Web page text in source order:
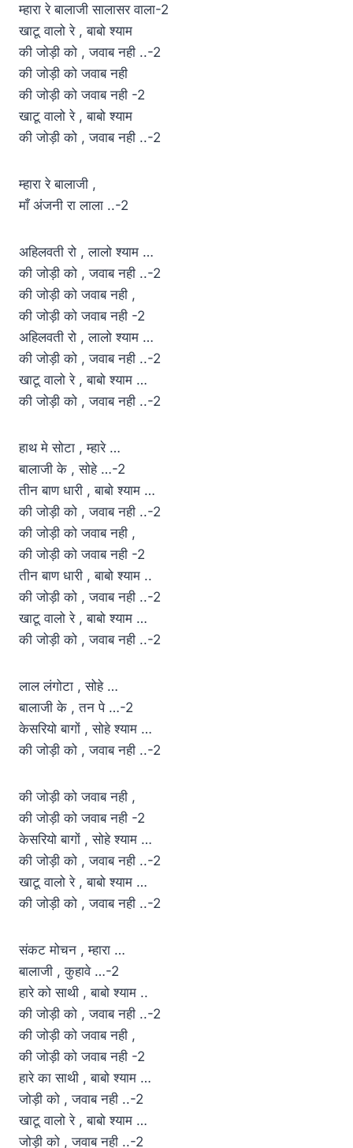
म्हारा रे बालाजी सालासर वाला-2
खाटू वालो रे , बाबो श्याम
की जोड़ी को , जवाब नही ..-2
की जोड़ी को जवाब नही
की जोड़ी को जवाब नही -2
खाटू वालो रे , बाबो श्याम
की जोड़ी को , जवाब नही ..-2
म्हारा रे बालाजी ,
माँ अंजनी रा लाला ..-2
अहिलवती रो , लालो श्याम …
की जोड़ी को , जवाब नही ..-2
की जोड़ी को जवाब नही ,
की जोड़ी को जवाब नही -2
अहिलवती रो , लालो श्याम …
की जोड़ी को , जवाब नही ..-2
खाटू वालो रे , बाबो श्याम …
की जोड़ी को , जवाब नही ..-2
हाथ मे सोटा , म्हारे …
बालाजी के , सोहे …-2
तीन बाण धारी , बाबो श्याम …
की जोड़ी को , जवाब नही ..-2
की जोड़ी को जवाब नही ,
की जोड़ी को जवाब नही -2
तीन बाण धारी , बाबो श्याम ..
की जोड़ी को , जवाब नही ..-2
खाटू वालो रे , बाबो श्याम …
की जोड़ी को , जवाब नही ..-2
लाल लंगोटा , सोहे …
बालाजी के , तन पे …-2
केसरियो बागों , सोहे श्याम …
की जोड़ी को , जवाब नही ..-2
की जोड़ी को जवाब नही ,
की जोड़ी को जवाब नही -2
केसरियो बागों , सोहे श्याम …
की जोड़ी को , जवाब नही ..-2
खाटू वालो रे , बाबो श्याम …
की जोड़ी को , जवाब नही ..-2
संकट मोचन , म्हारा …
बालाजी , कुहावे …-2
हारे को साथी , बाबो श्याम ..
की जोड़ी को , जवाब नही ..-2
की जोड़ी को जवाब नही ,
की जोड़ी को जवाब नही -2
हारे का साथी , बाबो श्याम …
जोड़ी को , जवाब नही ..-2
खाटू वालो रे , बाबो श्याम …
जोड़ी को , जवाब नही ..-2